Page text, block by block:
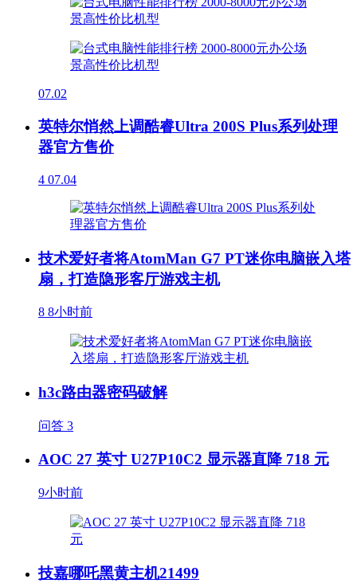
07.02
英特尔悄然上调酷睿Ultra 200S Plus系列处理
器官方售价
4 07.04
技术爱好者将AtomMan G7 PT迷你电脑嵌入塔
扇，打造隐形客厅游戏主机
8 8小时前
h3c路由器密码破解
问答 3
AOC 27 英寸 U27P10C2 显示器直降 718 元
9小时前
技嘉哪吒黑黄主机21499